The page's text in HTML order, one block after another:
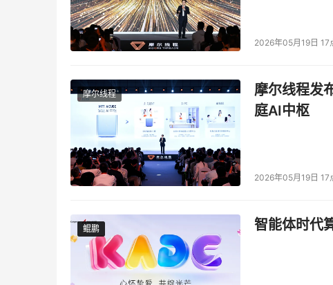
2026年05月19日 17
摩尔线程
摩尔线程发
庭AI中枢
2026年05月19日 17
鲲鹏
鲲鹏 智能体时代